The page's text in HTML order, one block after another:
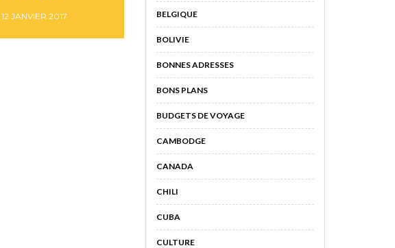
12 JANVIER 2017 BELGIQUE
BOLIVIE
BONNES ADRESSES
BONS PLANS
BUDGETS DE VOYAGE
CAMBODGE
CANADA
CHILI
CUBA
CULTURE